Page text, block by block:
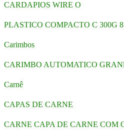
CARDAPIOS WIRE O
PLASTICO COMPACTO C 300G
Carimbos
CARIMBO AUTOMATICO
Carnê
CAPAS DE CARNE
CARNE CAPA DE CARNE COM